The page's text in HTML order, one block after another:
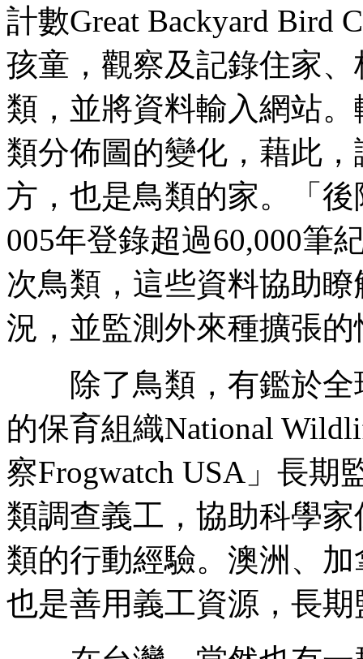
計數Great Backyard Bird
孩童，觀察及記錄住家
類，並將資料輸入網站
類分佈圖的變化，藉此
方，也是鳥類的家。「
005年登錄超過60,000筆
次鳥類，這些資料協助
況，並監測外來種擴張的
除了鳥類，有鑑於全
的保育組織National
察Frogwatch USA」長
類調查義工，協助科學
類的行動經驗。澳洲、
也是善用義工資源，長